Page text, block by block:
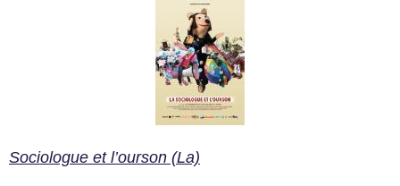
Sociologue et l’ourson (La)